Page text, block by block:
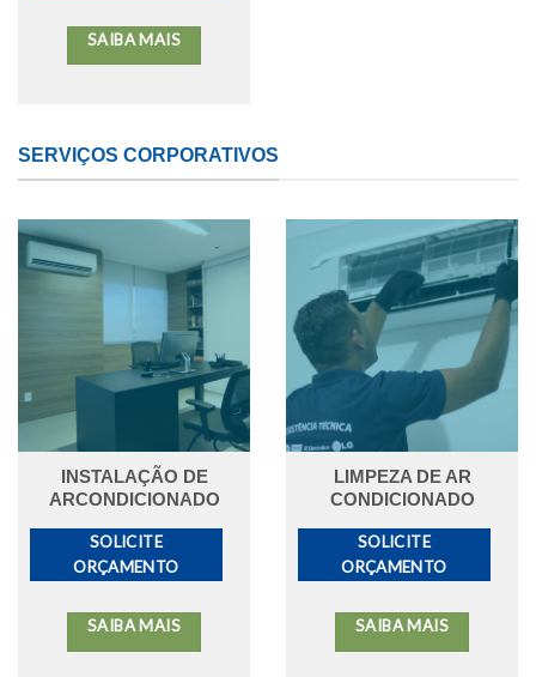
SAIBA MAIS
SERVIÇOS CORPORATIVOS
INSTALAÇÃO DE
ARCONDICIONADO
SOLICITE
ORÇAMENTO
SAIBA MAIS
LIMPEZA DE AR
CONDICIONADO
SOLICITE
ORÇAMENTO
SAIBA MAIS